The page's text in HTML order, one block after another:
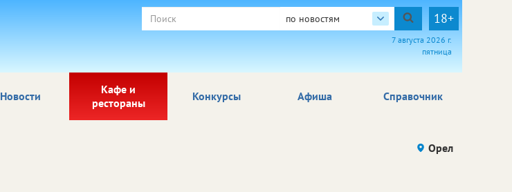
по новостям 18+
7 августа 2026 г.
пятница
Новости
Кафе и
рестораны
Афиша Справочник
Конкурсы
Орел